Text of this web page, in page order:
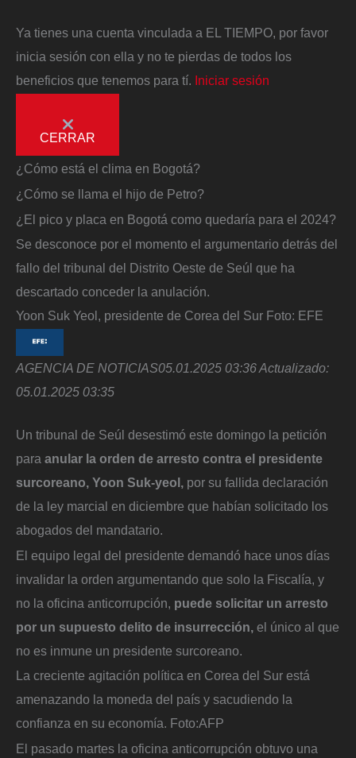
Ya tienes una cuenta vinculada a EL TIEMPO, por favor
inicia sesión con ella y no te pierdas de todos los
beneficios que tenemos para tí. Iniciar sesión
CERRAR
¿Cómo está el clima en Bogotá?
¿Cómo se llama el hijo de Petro?
¿El pico y placa en Bogotá como quedaría para el 2024?
Se desconoce por el momento el argumentario detrás del
fallo del tribunal del Distrito Oeste de Seúl que ha
descartado conceder la anulación.
Yoon Suk Yeol, presidente de Corea del Sur Foto: EFE
AGENCIA DE NOTICIAS05.01.2025 03:36Actualizado:
05.01.2025 03:35
Un tribunal de Seúl desestimó este domingo la petición
para anular la orden de arresto contra el presidente
surcoreano, Yoon Suk-yeol, por su fallida declaración
de la ley marcial en diciembre que habían solicitado los
abogados del mandatario.
El equipo legal del presidente demandó hace unos días
invalidar la orden argumentando que solo la Fiscalía, y
no la oficina anticorrupción, puede solicitar un arresto
por un supuesto delito de insurrección, el único al que
no es inmune un presidente surcoreano.
La creciente agitación política en Corea del Sur está
amenazando la moneda del país y sacudiendo la
confianza en su economía. Foto:AFP
El pasado martes la oficina anticorrupción obtuvo una